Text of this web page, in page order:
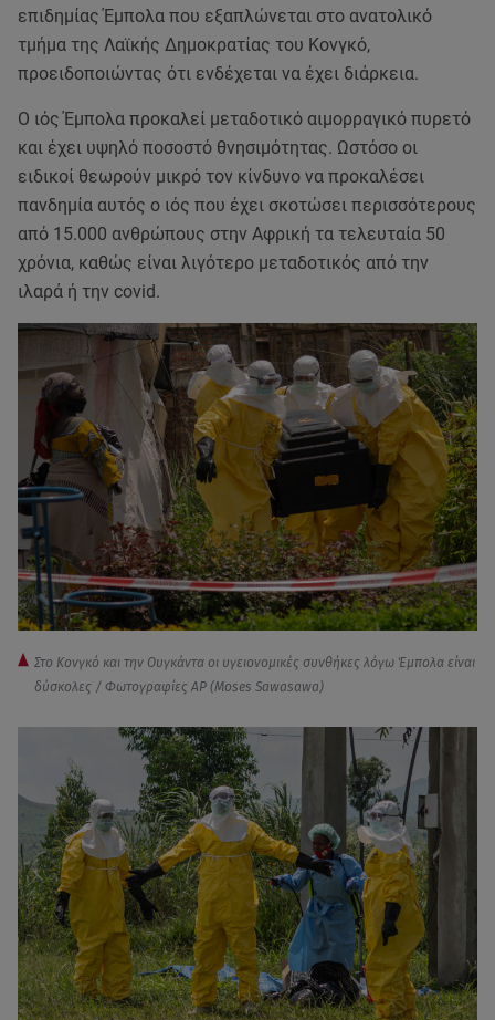
επιδημίας Έμπολα που εξαπλώνεται στο ανατολικό
τμήμα της Λαϊκής Δημοκρατίας του Κονγκό,
προειδοποιώντας ότι ενδέχεται να έχει διάρκεια.
Ο ιός Έμπολα προκαλεί μεταδοτικό αιμορραγικό πυρετό
και έχει υψηλό ποσοστό θνησιμότητας. Ωστόσο οι
ειδικοί θεωρούν μικρό τον κίνδυνο να προκαλέσει
πανδημία αυτός ο ιός που έχει σκοτώσει περισσότερους
από 15.000 ανθρώπους στην Αφρική τα τελευταία 50
χρόνια, καθώς είναι λιγότερο μεταδοτικός από την
ιλαρά ή την covid.
Στο Κονγκό και την Ουγκάντα οι υγειονομικές συνθήκες λόγω Έμπολα είναι
δύσκολες / Φωτογραφίες AP (Moses Sawasawa)